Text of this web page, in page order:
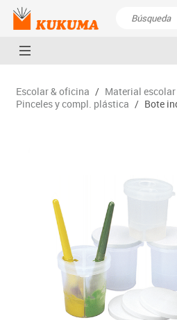
Escolar & oficina / Material escolar
Pinceles y compl. plástica / Bote